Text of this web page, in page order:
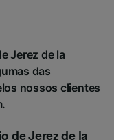
Jerez de la
das
nossos clientes
de Jerez de la